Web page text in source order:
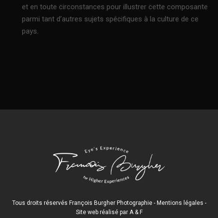
et en toute circonstances pour illustrer cette composante
parmi tant d’autres sujets spécifiques à la culture de ce
pays.
Tous droits réservés François Burgher Photographie - Mentions légales -
Site web réalisé par A& F